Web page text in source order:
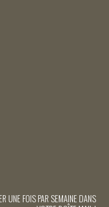
UNE FOIS PAR SEMAINE DANS